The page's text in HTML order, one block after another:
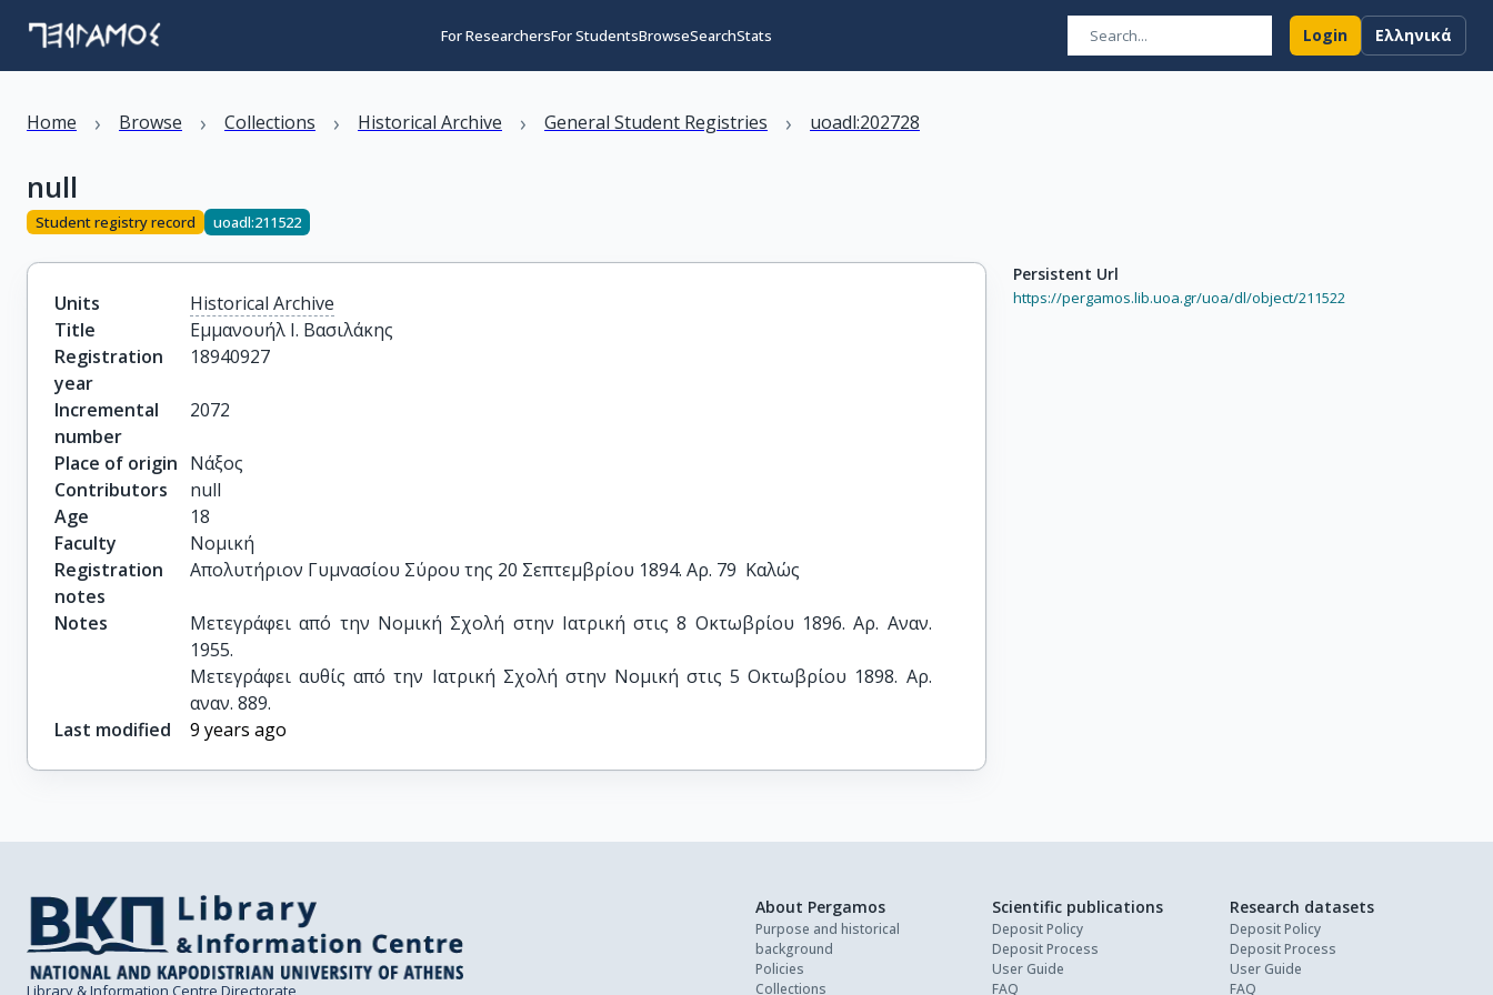
For ResearchersFor StudentsBrowseSearchStats Login Ελληνικά
Home › Browse › Collections › Historical Archive › General Student Registries › uoadl:202728
null
Student registry record uoadl:211522
Units
Historical Archive
Title
Εμμανουήλ Ι. Βασιλάκης
Registration
year
18940927
Incremental
number
2072
Place of origin Νάξος
Contributors
null
Age
18
Faculty
Νομική
Registration
notes
Απολυτήριον Γυμνασίου Σύρου της 20 Σεπτεμβρίου 1894. Αρ. 79  Καλώς
Notes
Μετεγράφει από την Νομική Σχολή στην Ιατρική στις 8 Οκτωβρίου 1896. Αρ. Αναν.
1955.
Μετεγράφει αυθίς από την Ιατρική Σχολή στην Νομική στις 5 Οκτωβρίου 1898. Αρ.
αναν. 889.
Last modified
9 years ago
Persistent Url
https://pergamos.lib.uoa.gr/uoa/dl/object/211522
Library & Information Centre Directorate
About Pergamos
Purpose and historical
background
Policies
Collections
Scientific publications
Deposit Policy
Deposit Process
User Guide
FAQ
Research datasets
Deposit Policy
Deposit Process
User Guide
FAQ